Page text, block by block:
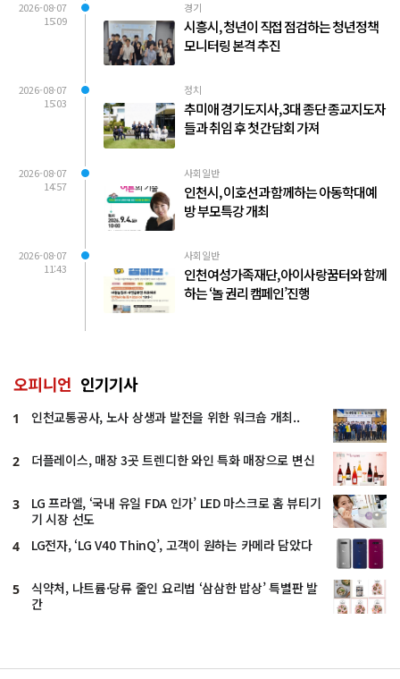
2026-08-07
15:09
경기
시흥시, 청년이 직접 점검하는 청년정책
모니터링 본격 추진
2026-08-07
15:03
정치
추미애 경기도지사, 3대 종단 종교지도자
들과 취임 후 첫 간담회 가져
2026-08-07
14:57
사회일반
인천시, 이호선과 함께하는 아동학대예
방 부모특강 개최
2026-08-07
11:43
사회일반
인천여성가족재단, 아이사랑꿈터와 함께
하는 ‘놀 권리 캠페인’진행
오피니언 인기기사
1 인천교통공사, 노사 상생과 발전을 위한 워크숍 개최..
2 더플레이스, 매장 3곳 트렌디한 와인 특화 매장으로 변신
3
LG 프라엘, ‘국내 유일 FDA 인가’ LED 마스크로 홈 뷰티기
기 시장 선도
4 LG전자, ‘LG V40 ThinQ’, 고객이 원하는 카메라 담았다
5
식약처, 나트륨·당류 줄인 요리법 ‘삼삼한 밥상’ 특별판 발
간